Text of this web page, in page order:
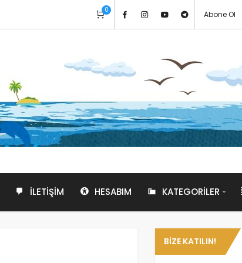
0 Abone Ol
İLETIŞIM HESABIM KATEGORILER
BIZE KATILIN!